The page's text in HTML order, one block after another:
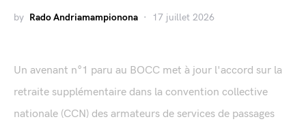
by Rado Andriamampionona 17 juillet 2026
Un avenant n°1 paru au BOCC met à jour l'accord sur la
retraite supplémentaire dans la convention collective
nationale (CCN) des armateurs de services de passages